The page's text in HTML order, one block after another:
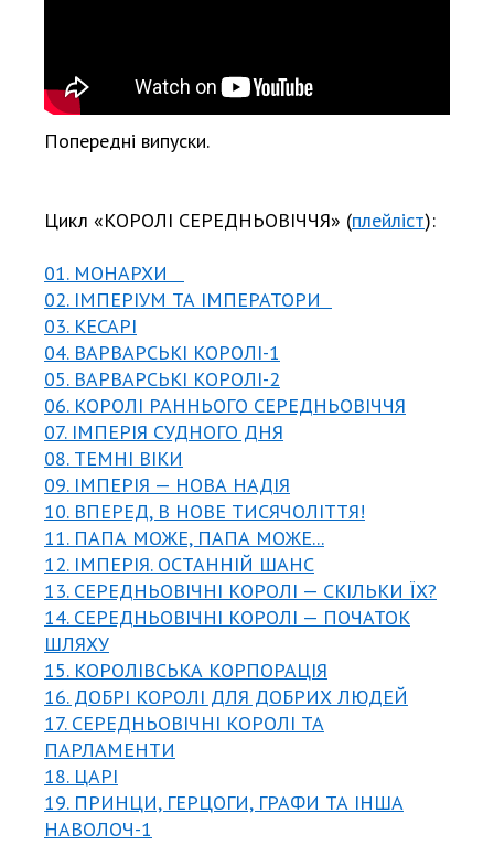
Попередні випуски.
Цикл «КОРОЛІ СЕРЕДНЬОВІЧЧЯ» (плейліст):
01. МОНАРХИ
02. ІМПЕРІУМ ТА ІМПЕРАТОРИ
03. КЕСАРІ
04. ВАРВАРСЬКІ КОРОЛІ-1
05. ВАРВАРСЬКІ КОРОЛІ-2
06. КОРОЛІ РАННЬОГО СЕРЕДНЬОВІЧЧЯ
07. ІМПЕРІЯ СУДНОГО ДНЯ
08. ТЕМНІ ВІКИ
09. ІМПЕРІЯ — НОВА НАДІЯ
10. ВПЕРЕД, В НОВЕ ТИСЯЧОЛІТТЯ!
11. ПАПА МОЖЕ, ПАПА МОЖЕ...
12. ІМПЕРІЯ. ОСТАННІЙ ШАНС
13. СЕРЕДНЬОВІЧНІ КОРОЛІ — СКІЛЬКИ ЇХ?
14. СЕРЕДНЬОВІЧНІ КОРОЛІ — ПОЧАТОК
ШЛЯХУ
15. КОРОЛІВСЬКА КОРПОРАЦІЯ
16. ДОБРІ КОРОЛІ ДЛЯ ДОБРИХ ЛЮДЕЙ
17. СЕРЕДНЬОВІЧНІ КОРОЛІ ТА
ПАРЛАМЕНТИ
18. ЦАРІ
19. ПРИНЦИ, ГЕРЦОГИ, ГРАФИ ТА ІНША
НАВОЛОЧ-1